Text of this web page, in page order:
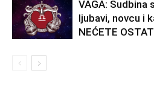
VAGA: Sudbina
ljubavi, novcu i
NEĆETE